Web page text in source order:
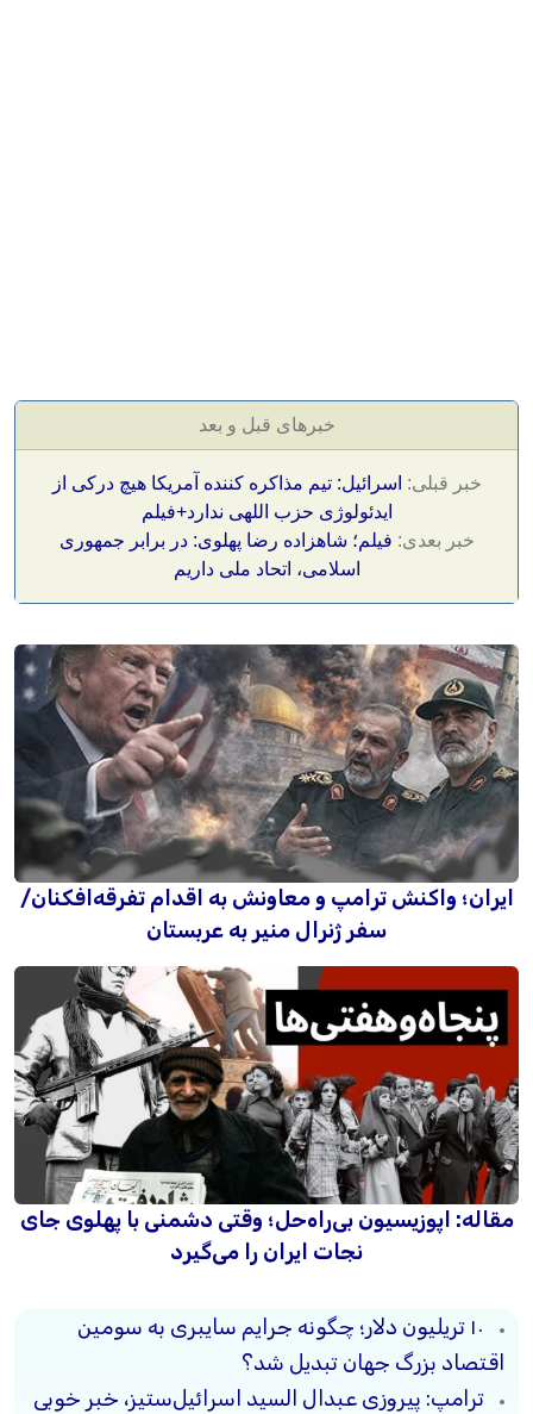
خبرهای قبل و بعد
خبر قبلی: اسرائیل: تیم مذاکره کننده آمریکا هیچ درکی از
ایدئولوژی حزب اللهی ندارد+فیلم
خبر بعدی: فیلم؛ شاهزاده رضا پهلوی: در برابر جمهوری
اسلامی، اتحاد ملی داریم
ایران؛ واکنش ترامپ و معاونش به اقدام تفرقه‌افکنان/
سفر ژنرال منیر به عربستان
مقاله: اپوزیسیون بی‌راه‌حل؛ وقتی دشمنی با پهلوی جای
نجات ایران را می‌گیرد
۱۰ تریلیون دلار؛ چگونه جرایم سایبری به سومین
اقتصاد بزرگ جهان تبدیل شد؟
ترامپ: پیروزی عبدال السید اسرائیل‌ستیز، خبر خوبی